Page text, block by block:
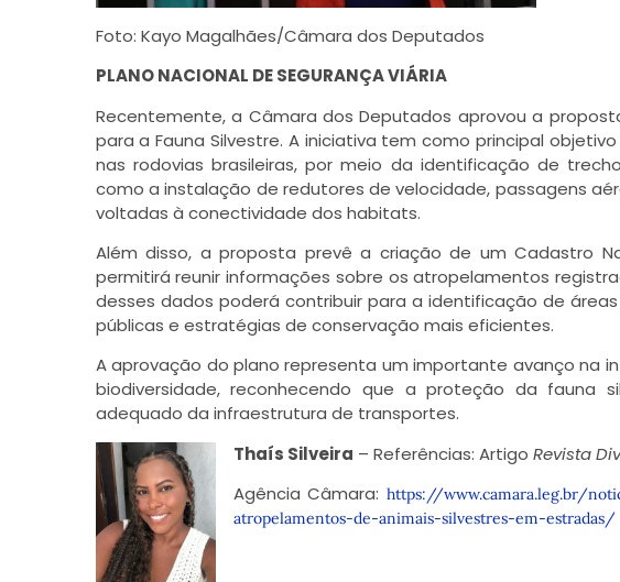
Foto: Kayo Magalhães/Câmara dos Deputados
PLANO NACIONAL DE SEGURANÇA VIÁRIA
Recentemente, a Câmara dos Deputados aprovou a
para a Fauna Silvestre. A iniciativa tem como principal
nas rodovias brasileiras, por meio da identificação de
como a instalação de redutores de velocidade, passagens
voltadas à conectividade dos habitats.
Além disso, a proposta prevê a criação de um Cadastro
permitirá reunir informações sobre os atropelamentos
desses dados poderá contribuir para a identificação de
públicas e estratégias de conservação mais eficientes.
A aprovação do plano representa um importante avanço na
biodiversidade, reconhecendo que a proteção da fauna
adequado da infraestrutura de transportes.
Thaís Silveira – Referências: Artigo Revista
Agência Câmara:https://www.camara.leg.br/
atropelamentos-de-animais-silvestres-em-estradas/